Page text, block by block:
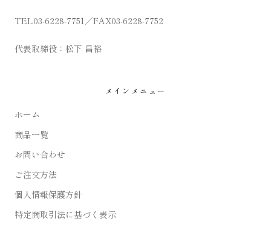
TEL03-6228-7751／FAX03-6228-7752
代表取締役：松下 昌裕
メインメニュー
ホーム
商品一覧
お問い合わせ
ご注文方法
個人情報保護方針
特定商取引法に基づく表示